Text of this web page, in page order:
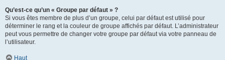
Qu’est-ce qu’un « Groupe par défaut » ?
Si vous êtes membre de plus d’un groupe, celui par défaut est utilisé pour
déterminer le rang et la couleur de groupe affichés par défaut. L’administrateur
peut vous permettre de changer votre groupe par défaut via votre panneau de
l’utilisateur.
Haut